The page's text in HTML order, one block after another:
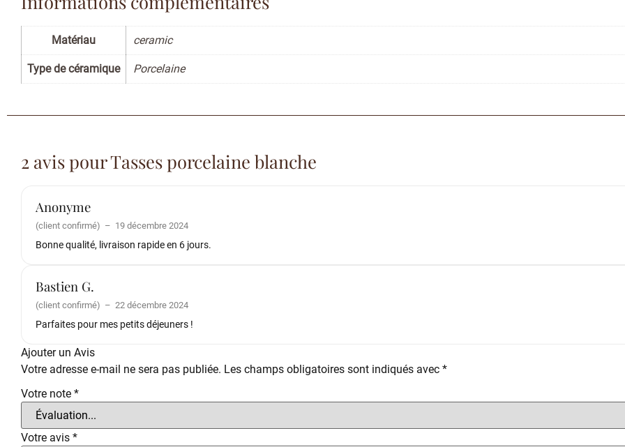
Matériau ceramic
Type de céramique Porcelaine
2 avis pourTasses porcelaine blanche
Anonyme
(client confirmé) – 19 décembre 2024
Bonne qualité, livraison rapide en 6 jours.
Bastien G.
(client confirmé) – 22 décembre 2024
Parfaites pour mes petits déjeuners !
Ajouter un Avis
Votre adresse e-mail ne sera pas publiée. Les champs obligatoires sont indiqués avec *
Votre note *
Votre avis *